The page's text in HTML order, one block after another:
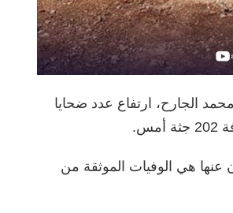
الجارح، ارتفاع عدد ضحايا
عنها هي الوفيات الموثقة من